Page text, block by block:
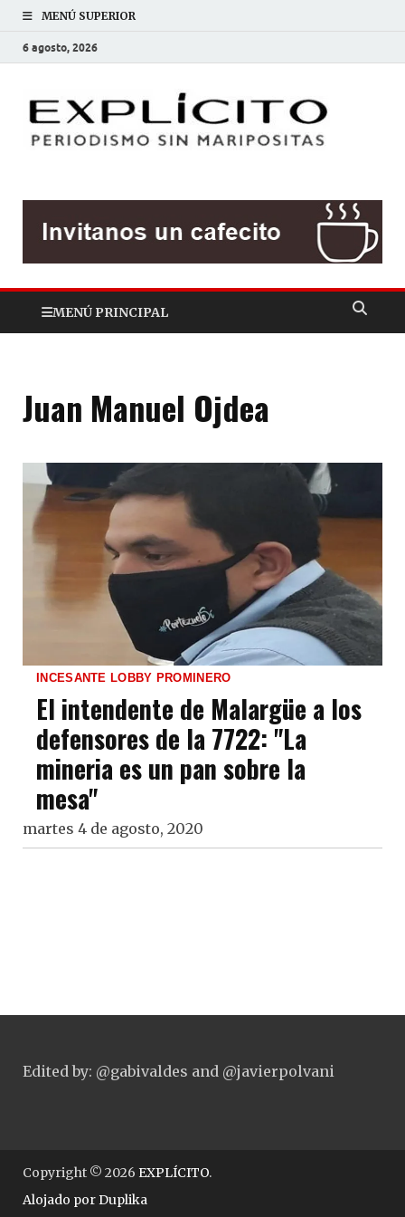
MENÚ SUPERIOR
6 agosto, 2026
MENÚ PRINCIPAL
Juan Manuel Ojdea
INCESANTE LOBBY PROMINERO
El intendente de Malargüe a los
defensores de la 7722: "La
mineria es un pan sobre la
mesa"
martes 4 de agosto, 2020
Edited by: @gabivaldes and @javierpolvani
Copyright © 2026 EXPLÍCITO.
Alojado porDuplika